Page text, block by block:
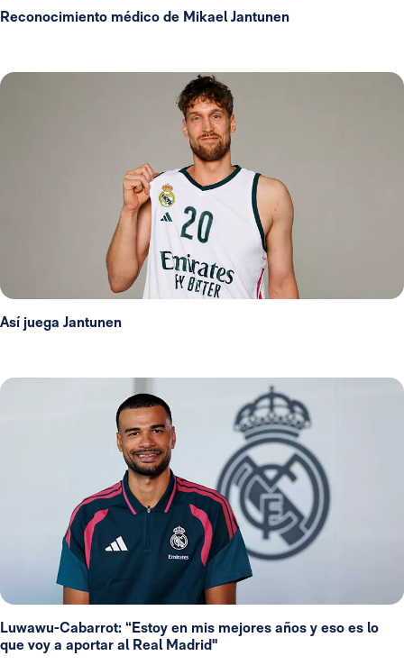
Reconocimiento médico de Mikael Jantunen
Así juega Jantunen
Luwawu-Cabarrot: “Estoy en mis mejores años y eso es lo
que voy a aportar al Real Madrid"